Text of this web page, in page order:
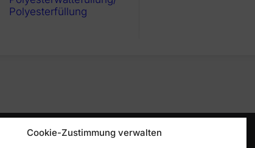
Cookie-Zustimmung verwalten
Polyesterfüllung